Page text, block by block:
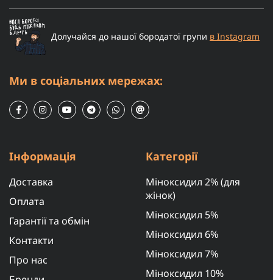
Долучайся до нашої бородатої групи в Instagram
Ми в соціальних мережах:
Інформація
Доставка
Оплата
Гарантії та обмін
Контакти
Про нас
Категорії
Міноксидил 2% (для
жінок)
Міноксидил 5%
Міноксидил 6%
Міноксидил 7%
Міноксидил 10%